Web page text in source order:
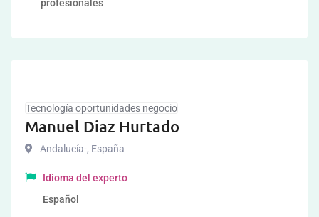
profesionales
Tecnología oportunidades negocio
Manuel Diaz Hurtado
Andalucía-, España
Idioma del experto
Español